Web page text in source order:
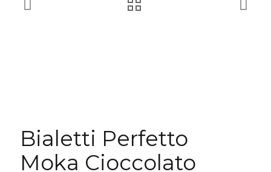
Bialetti Perfetto
Moka Cioccolato